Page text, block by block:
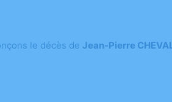
le décès de Jean-Pierre